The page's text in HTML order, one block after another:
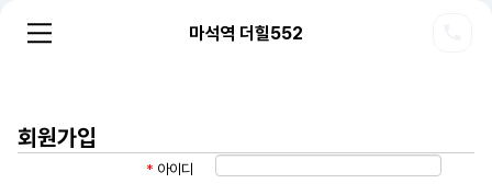
마석역 더힐552
회원가입
* 아이디